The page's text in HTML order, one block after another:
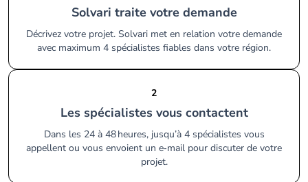
Solvari traite votre demande
Décrivez votre projet. Solvari met en relation votre demande
avec maximum 4 spécialistes fiables dans votre région.
2
Les spécialistes vous contactent
Dans les 24 à 48 heures, jusqu’à 4 spécialistes vous
appellent ou vous envoient un e‑mail pour discuter de votre
projet.